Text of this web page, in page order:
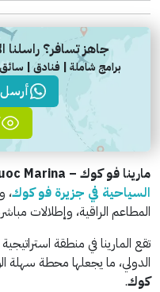
جاهز تسافر؟
برامج شاملة | فنادق | سائق خاص |
مارينا فو كوك – Phu Quoc Marina
السياحية في جزيرة فو كوك،
المطاعم الراقية، وإطلالات
الدولي، ما يجعلها محطة
كوك.